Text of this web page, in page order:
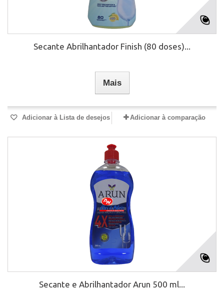
Secante Abrilhantador Finish (80 doses)...
Mais
Adicionar à Lista de desejos Adicionar à comparação
Secante e Abrilhantador Arun 500 ml...